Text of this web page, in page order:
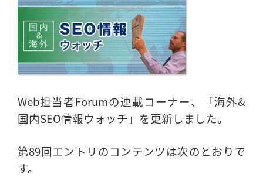
Web担当者Forumの連載コーナー、「海外&
国内SEO情報ウォッチ」を更新しました。
第89回エントリのコンテンツは次のとおりで
す。